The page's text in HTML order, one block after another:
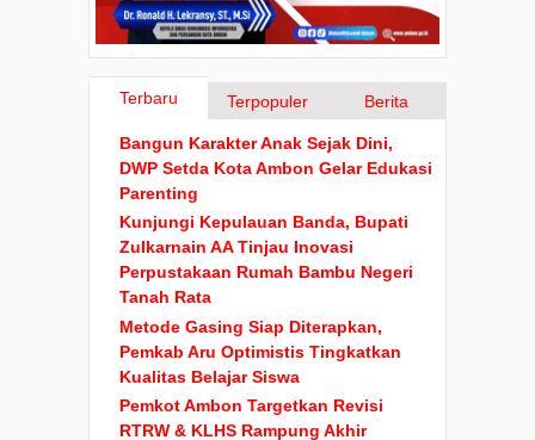
Terbaru Terpopuler Berita
Bangun Karakter Anak Sejak Dini,
DWP Setda Kota Ambon Gelar Edukasi
Parenting
Kunjungi Kepulauan Banda, Bupati
Zulkarnain AA Tinjau Inovasi
Perpustakaan Rumah Bambu Negeri
Tanah Rata
Metode Gasing Siap Diterapkan,
Pemkab Aru Optimistis Tingkatkan
Kualitas Belajar Siswa
Pemkot Ambon Targetkan Revisi
RTRW & KLHS Rampung Akhir